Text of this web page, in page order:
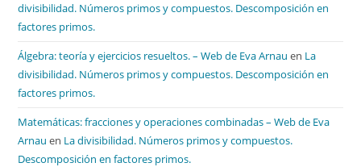
divisibilidad. Números primos y compuestos. Descomposición en
factores primos.
Álgebra: teoría y ejercicios resueltos. – Web de Eva Arnau en La
divisibilidad. Números primos y compuestos. Descomposición en
factores primos.
Matemáticas: fracciones y operaciones combinadas – Web de Eva
Arnau en La divisibilidad. Números primos y compuestos.
Descomposición en factores primos.